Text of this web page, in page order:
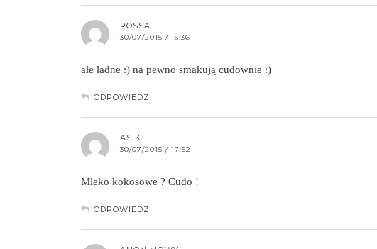
ROSSA
30/07/2015 / 15:36
ale ładne :) na pewno smakują cudownie :)
ODPOWIEDZ
ASIK
30/07/2015 / 17:52
Mleko kokosowe ? Cudo !
ODPOWIEDZ